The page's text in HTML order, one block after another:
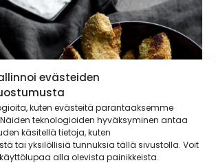
evästeiden
kuten evästeitä parantaaksemme
teknologioiden hyväksyminen antaa
käsitellä tietoja, kuten
tai yksilöllisiä tunnuksia tällä sivustolla. Voit
alla olevista painikkeista.